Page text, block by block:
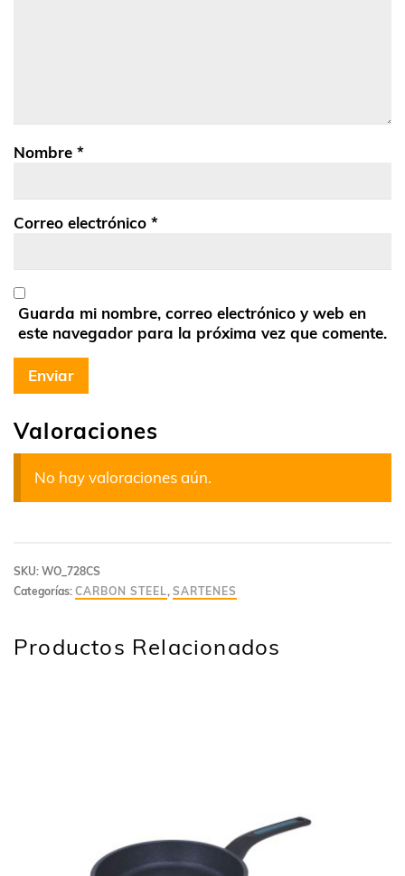
Valoraciones
No hay valoraciones aún.
Nombre *
Correo electrónico *
Guarda mi nombre, correo electrónico y web en
este navegador para la próxima vez que comente.
SKU: WO_728CS
Categorías: CARBON STEEL, SARTENES
Productos Relacionados